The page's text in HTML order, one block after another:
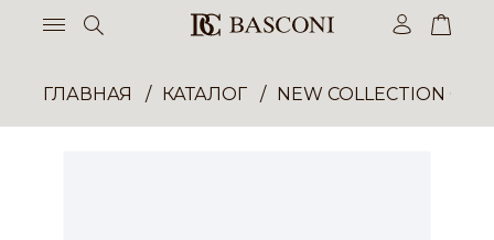
ГЛАВНАЯ КАТАЛОГ NEW COLLECTION